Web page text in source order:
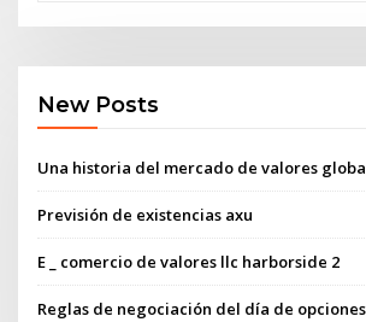
New Posts
Una historia del mercado de valores
Previsión de existencias axu
E _ comercio de valores llc harborside 2
Reglas de negociación del día de opciones